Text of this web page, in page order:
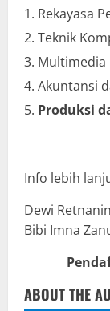
Rekayasa
Teknik
Akuntansi
Produksi
Info lebih
Dewi
Bibi Imna
ABOUT THE